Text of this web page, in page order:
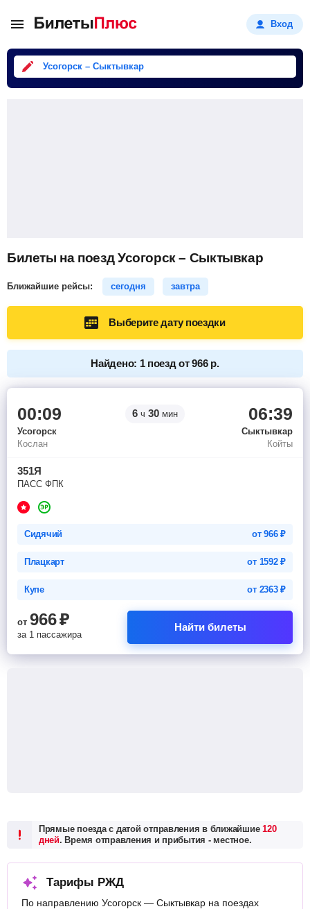
Вход
Усогорск – Сыктывкар
Билеты на поезд Усогорск – Сыктывкар
Ближайшие рейсы: сегодня завтра
Выберите дату поездки
Найдено: 1 поезд от 966 р.
00:09 6 ч 30 мин 06:39
Усогорск
Сыктывкар
Кослан
Койты
351Я
ПАСС ФПК
Сидячий от966₽
Плацкарт от 1592₽
Купе от 2363₽
от 966₽
за 1 пассажира
Найти билеты
Прямые поезда с датой отправления в ближайшие120
дней. Время отправления и прибытия - местное.
Тарифы РЖД
По направлению Усогорск — Сыктывкар на поездах